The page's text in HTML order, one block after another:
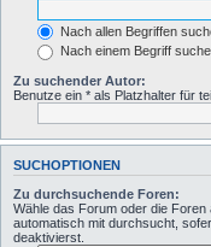
Nach allen Begriffen
Nach einem Begriff
Zu suchender Autor:
Benutze ein * als Platzhalter für
SUCHOPTIONEN
Zu durchsuchende Foren:
Wähle das Forum oder die
automatisch mit durchsucht,
deaktivierst.